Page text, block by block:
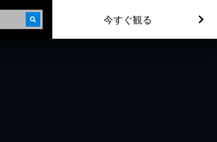
今すぐ観る